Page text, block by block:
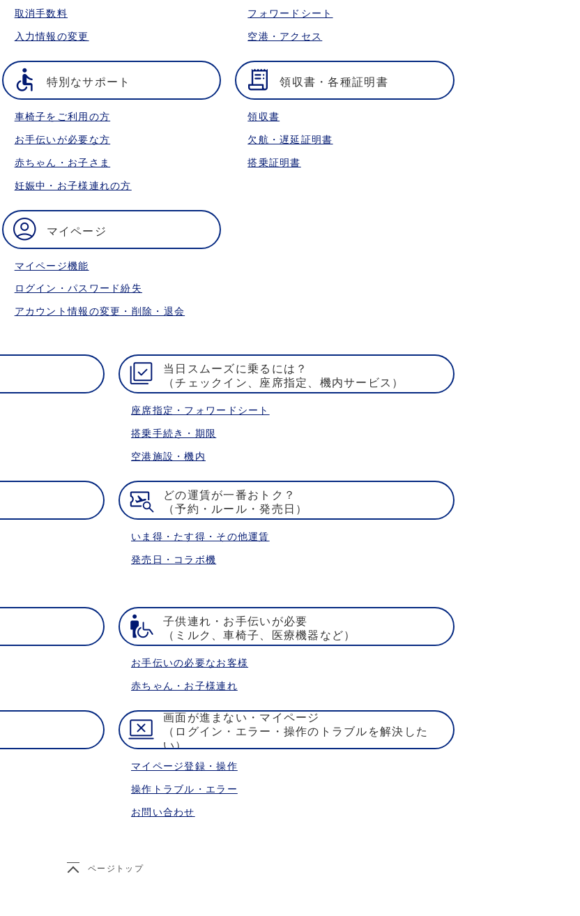
取消手数料
入力情報の変更
フォワードシート
空港・アクセス
特別なサポート
車椅子をご利用の方
お手伝いが必要な方
赤ちゃん・お子さま
妊娠中・お子様連れの方
領収書・各種証明書
領収書
欠航・遅延証明書
搭乗証明書
マイページ
マイページ機能
ログイン・パスワード紛失
アカウント情報の変更・削除・退会
当日スムーズに乗るには？
（チェックイン、座席指定、機内サービス）
座席指定・フォワードシート
搭乗手続き・期限
空港施設・機内
どの運賃が一番おトク？
（予約・ルール・発売日）
いま得・たす得・その他運賃
発売日・コラボ機
子供連れ・お手伝いが必要
（ミルク、車椅子、医療機器など）
お手伝いの必要なお客様
赤ちゃん・お子様連れ
画面が進まない・マイページ
（ログイン・エラー・操作のトラブルを解決した
い）
マイページ登録・操作
操作トラブル・エラー
お問い合わせ
ページトップ